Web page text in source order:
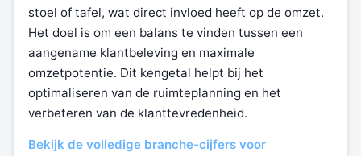
stoel of tafel, wat direct invloed heeft op de omzet.
Het doel is om een balans te vinden tussen een
aangename klantbeleving en maximale
omzetpotentie. Dit kengetal helpt bij het
optimaliseren van de ruimteplanning en het
verbeteren van de klanttevredenheid.
Bekijk de volledige branche-cijfers voor